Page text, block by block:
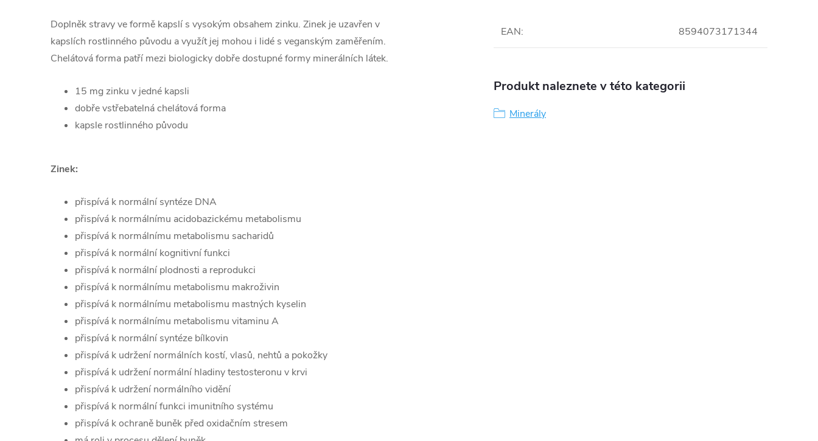
Doplněk stravy ve formě kapslí s vysokým obsahem zinku. Zinek je uzavřen v
kapslích rostlinného původu a využít jej mohou i lidé s veganským zaměřením.
Chelátová forma patří mezi biologicky dobře dostupné formy minerálních látek.
15 mg zinku v jedné kapsli
dobře vstřebatelná chelátová forma
kapsle rostlinného původu
Zinek:
přispívá k normální syntéze DNA
přispívá k normálnímu acidobazickému metabolismu
přispívá k normálnímu metabolismu sacharidů
přispívá k normální kognitivní funkci
přispívá k normální plodnosti a reprodukci
přispívá k normálnímu metabolismu makroživin
přispívá k normálnímu metabolismu mastných kyselin
přispívá k normálnímu metabolismu vitaminu A
přispívá k normální syntéze bílkovin
přispívá k udržení normálních kostí, vlasů, nehtů a pokožky
přispívá k udržení normální hladiny testosteronu v krvi
přispívá k udržení normálního vidění
přispívá k normální funkci imunitního systému
přispívá k ochraně buněk před oxidačním stresem
EAN: 8594073171344
Produkt naleznete v této kategorii
Minerály